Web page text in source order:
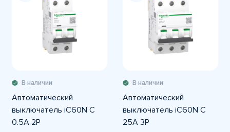
В наличии
Автоматический
выключатель iC60N C
0.5A 2P
В наличии
Автоматический
выключатель iC60N C
25A 3P